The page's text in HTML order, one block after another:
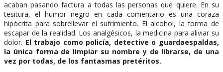
acaban pasando factura a todas las personas que quiere. En su
tesitura, el humor negro en cada comentario es una coraza
hipócrita para sobrellevar el sufrimiento. El alcohol, la forma de
escapar de la realidad. Los analgésicos, la medicina para aliviar su
dolor. El trabajo como policía, detective o guardaespaldas,
la única forma de limpiar su nombre y de librarse, de una
vez por todas, de los fantasmas pretéritos.